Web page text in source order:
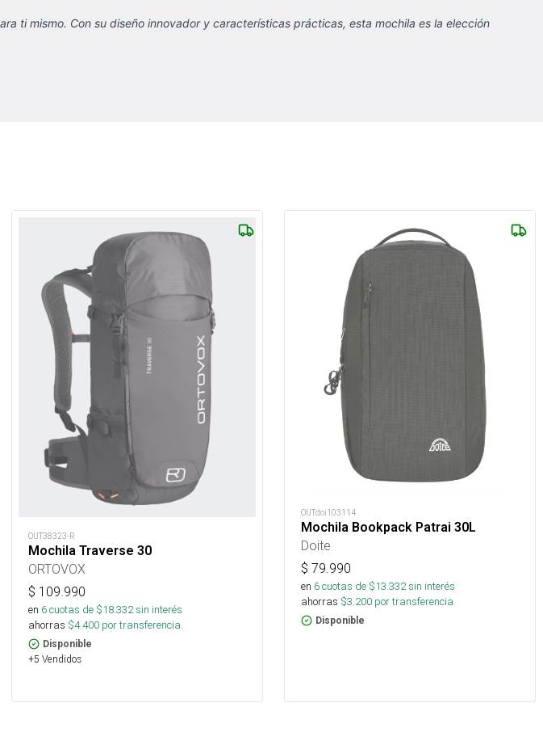
ti mismo. Con su diseño innovador y características prácticas, esta mochila es la elección
OUT38323-R
Mochila Traverse 30
ORTOVOX
$ 109.990
en 6cuotas de $18.332sin interés
ahorras $4.400 por transferencia.
Disponible
+5 Vendidos
OUTdoi103114
Mochila Bookpack Patrai 30L
Doite
$ 79.990
en 6cuotas de $13.332sin interés
ahorras $3.200 por transferencia.
Disponible